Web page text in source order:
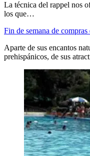
La técnica del rappel nos
los que…
Fin de semana de compras
Aparte de sus encantos
prehispánicos, de sus